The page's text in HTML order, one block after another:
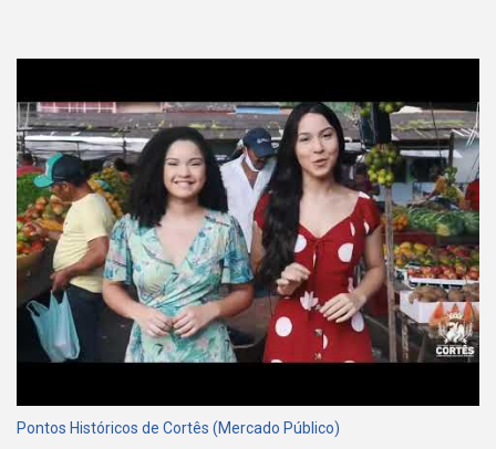
Pontos Históricos de Cortês (Mercado Público)